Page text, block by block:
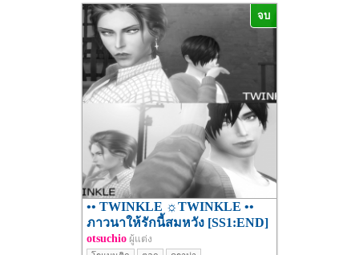
จบ
•• TWINKLE ☼TWINKLE ••
ภาวนาให้รักนี้สมหวัง [SS1:END]
otsuchio ผู้แต่ง